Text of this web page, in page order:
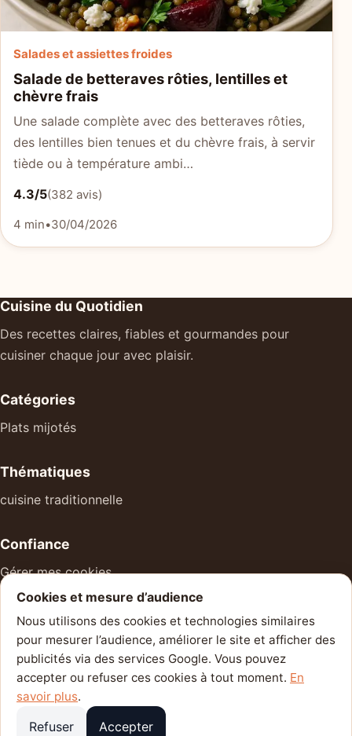
Salades et assiettes froides
Salade de betteraves rôties, lentilles et
chèvre frais
Une salade complète avec des betteraves rôties,
des lentilles bien tenues et du chèvre frais, à servir
tiède ou à température ambi…
4.3/5(382 avis)
4 min•30/04/2026
Cuisine du Quotidien
Des recettes claires, fiables et gourmandes pour
cuisiner chaque jour avec plaisir.
Catégories
Plats mijotés
Thématiques
cuisine traditionnelle
Confiance
Gérer mes cookies
À propos
Mentions légales
Politique de confidentialité
Contact
Cookies et mesure d’audience
Nous utilisons des cookies et technologies similaires
pour mesurer l’audience, améliorer le site et afficher des
publicités via des services Google. Vous pouvez
accepter ou refuser ces cookies à tout moment. En
savoir plus.
Refuser Accepter